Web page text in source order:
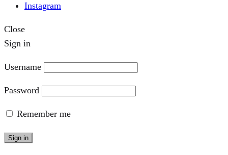
Instagram
Close
Sign in
Username
Password
Remember me
Sign in